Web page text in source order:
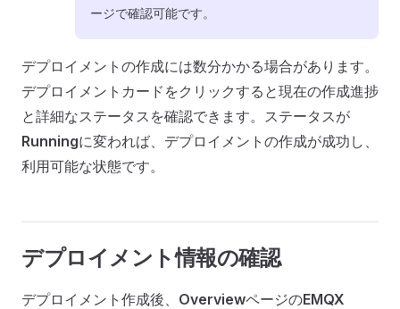
ージで確認可能です。
デプロイメントの作成には数分かかる場合があります。
デプロイメントカードをクリックすると現在の作成進捗
と詳細なステータスを確認できます。ステータスが
Runningに変われば、デプロイメントの作成が成功し、
利用可能な状態です。
デプロイメント情報の確認
デプロイメント作成後、 OverviewページのEMQX